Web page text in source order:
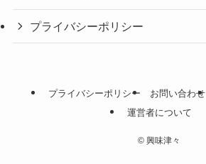
プライバシーポリシー
プライバシーポリシー お問い合わせ
運営者について
© 興味津々